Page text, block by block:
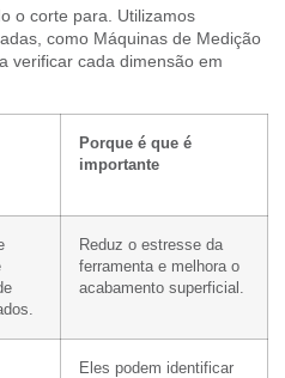
o corte para. Utilizamos
como Máquinas de Medição
verificar cada dimensão em
Porque é que é
importante
Reduz o estresse da
ferramenta e melhora o
acabamento superficial.
Eles podem identificar